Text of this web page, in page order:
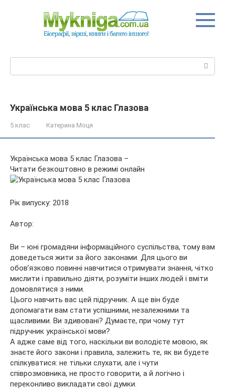
Українська мова 5 клас Глазова
5 клас Катерина Моця
Українська мова 5 клас Глазова –
Читати безкоштовно в режимі онлайн
Рік випуску: 2018
Автор:
Ви – юні громадяни інформаційного суспільства, тому вам
доведеться жити за його законами. Для цього ви
обов’язково повинні навчитися отримувати знання, чітко
мислити і правильно діяти, розуміти інших людей і вміти
домовлятися з ними.
Цього навчить вас цей підручник. А ще він буде
допомагати вам стати успішними, незалежними та
щасливими. Ви здивовані? Думаєте, при чому тут
підручник української мови?
А адже саме від того, наскільки ви володієте мовою, як
знаєте його закони і правила, залежить те, як ви будете
спілкуватися: не тільки слухати, але і чути
співрозмовника, не просто говорити, а й логічно і
переконливо викладати свої думки.